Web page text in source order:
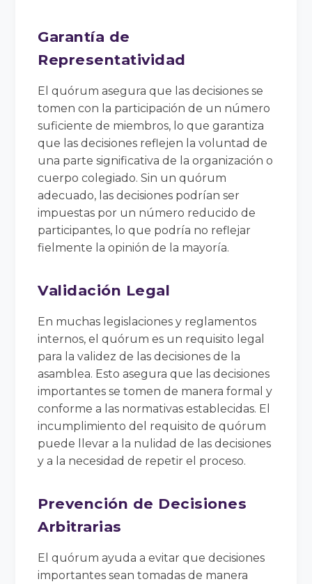
Garantía de
Representatividad
El quórum asegura que las decisiones se
tomen con la participación de un número
suficiente de miembros, lo que garantiza
que las decisiones reflejen la voluntad de
una parte significativa de la organización o
cuerpo colegiado. Sin un quórum
adecuado, las decisiones podrían ser
impuestas por un número reducido de
participantes, lo que podría no reflejar
fielmente la opinión de la mayoría.
Validación Legal
En muchas legislaciones y reglamentos
internos, el quórum es un requisito legal
para la validez de las decisiones de la
asamblea. Esto asegura que las decisiones
importantes se tomen de manera formal y
conforme a las normativas establecidas. El
incumplimiento del requisito de quórum
puede llevar a la nulidad de las decisiones
y a la necesidad de repetir el proceso.
Prevención de Decisiones
Arbitrarias
El quórum ayuda a evitar que decisiones
importantes sean tomadas de manera